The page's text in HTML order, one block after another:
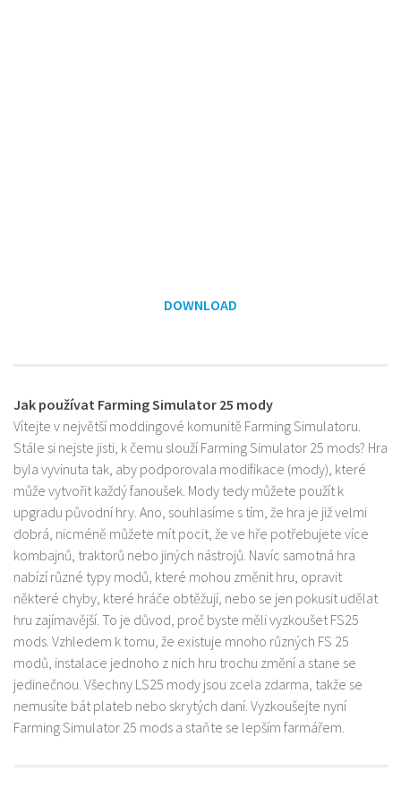
DOWNLOAD
Jak používat Farming Simulator 25 mody
Vítejte v největší moddingové komunitě Farming Simulatoru.
Stále si nejste jisti, k čemu slouží Farming Simulator 25 mods? Hra
byla vyvinuta tak, aby podporovala modifikace (mody), které
může vytvořit každý fanoušek. Mody tedy můžete použít k
upgradu původní hry. Ano, souhlasíme s tím, že hra je již velmi
dobrá, nicméně můžete mít pocit, že ve hře potřebujete více
kombajnů, traktorů nebo jiných nástrojů. Navíc samotná hra
nabízí různé typy modů, které mohou změnit hru, opravit
některé chyby, které hráče obtěžují, nebo se jen pokusit udělat
hru zajímavější. To je důvod, proč byste měli vyzkoušet FS25
mods. Vzhledem k tomu, že existuje mnoho různých FS 25
modů, instalace jednoho z nich hru trochu změní a stane se
jedinečnou. Všechny LS25 mody jsou zcela zdarma, takže se
nemusíte bát plateb nebo skrytých daní. Vyzkoušejte nyní
Farming Simulator 25 mods a staňte se lepším farmářem.